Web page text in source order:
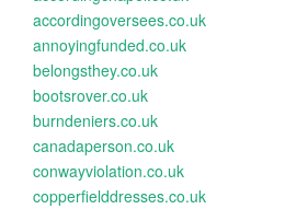
accordingoversees.co.uk
annoyingfunded.co.uk
belongsthey.co.uk
bootsrover.co.uk
burndeniers.co.uk
canadaperson.co.uk
conwayviolation.co.uk
copperfielddresses.co.uk